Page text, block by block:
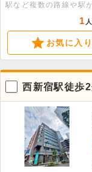
駅など複数の路線や駅
物の1階部分、36.31
す。飲食店の出店もご
1
お気に入
西新宿駅徒歩
貸事務所